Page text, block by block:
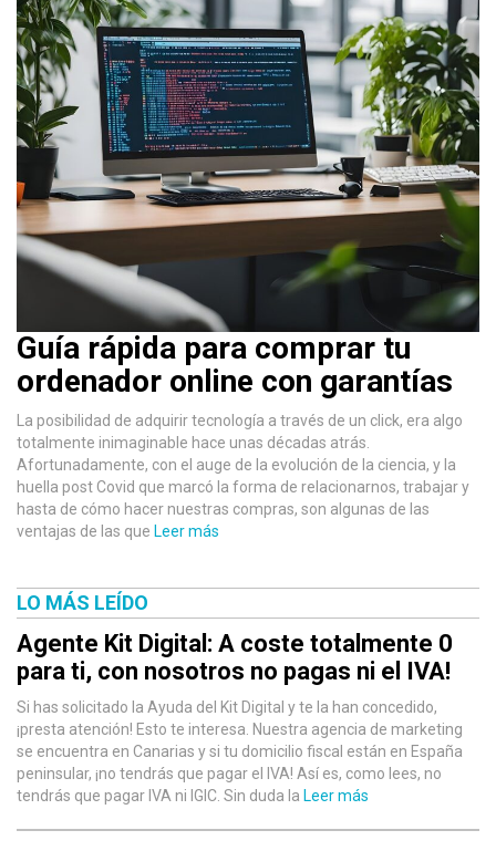
Guía rápida para comprar tu
ordenador online con garantías
La posibilidad de adquirir tecnología a través de un click, era algo
totalmente inimaginable hace unas décadas atrás.
Afortunadamente, con el auge de la evolución de la ciencia, y la
huella post Covid que marcó la forma de relacionarnos, trabajar y
hasta de cómo hacer nuestras compras, son algunas de las
ventajas de las que Leer más
LO MÁS LEÍDO
Agente Kit Digital: A coste totalmente 0
para ti, con nosotros no pagas ni el IVA!
Si has solicitado la Ayuda del Kit Digital y te la han concedido,
¡presta atención! Esto te interesa. Nuestra agencia de marketing
se encuentra en Canarias y si tu domicilio fiscal están en España
peninsular, ¡no tendrás que pagar el IVA! Así es, como lees, no
tendrás que pagar IVA ni IGIC. Sin duda la Leer más